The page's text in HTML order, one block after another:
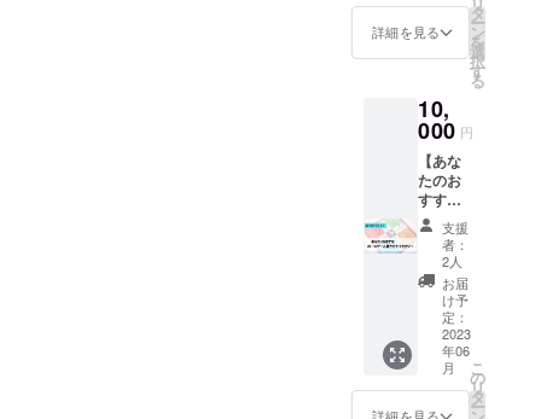
ります
ことを
い。 ★
本券の
有効期
限は
2024年
6月30日
となり
ます。
催を予
定して
得ない
事情に
期する
可能性
がござ
いま
す。
（万が
一延期
せざる
を得な
い場合
は、ご
登録い
用可能
です。
用にな
れま
す。 本
券は初
回来店
時にお
渡しし
ます。
（受け
取る当
日より
ご利用
いただ
けま
す。）
◆注意
ていた
だきま
す！ ◆
詳細 実
なくて
も大丈
夫で
す！ 店
舗名、
グルー
プ名等
の掲示
希望の
お名前
を教え
て下さ
い！ 掲
示した
後は写
真でご
報告さ
詳細を見る
タ
ー
ン
を
選
択
す
る
10,
000 円
【あな
たのお
すすめ
ボード
ゲーム
を置か
せてく
ださ
い！】
◆内容
あなた
の置き
たい
ボード
支援
者：
2人
お届
け予
定：
2023
年06
月
こ
の
リ
タ
ー